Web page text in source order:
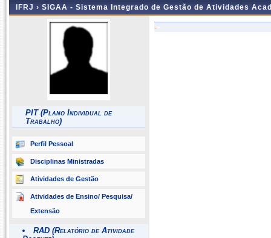
IFRJ › SIGAA - Sistema Integrado de Gestão de Atividades
PIT (Plano Individual de
Trabalho)
Perfil Pessoal
Disciplinas Ministradas
Atividades de Gestão
Atividades de Ensino/ Pesquisa/
Extensão
RAD (Relatório de Atividade
-